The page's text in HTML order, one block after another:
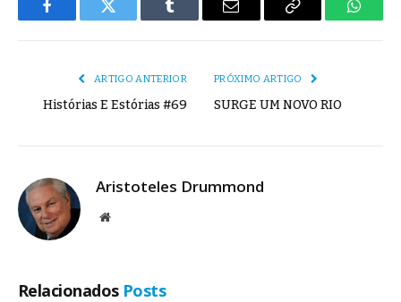
FacebookTwitter Tumblr
E-
Copiar
ARTIGO ANTERIOR
Histórias E Estórias #69
PRÓXIMO ARTIGO
SURGE UM NOVO RIO
Aristoteles Drummond
Site
Relacionados Posts